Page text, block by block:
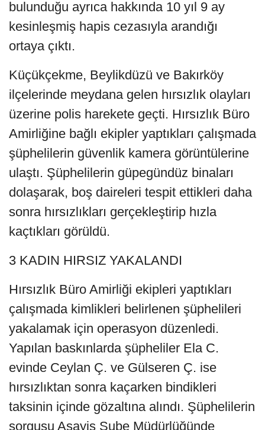
bulunduğu ayrıca hakkında 10 yıl 9 ay
kesinleşmiş hapis cezasıyla arandığı
ortaya çıktı.
Küçükçekme, Beylikdüzü ve Bakırköy
ilçelerinde meydana gelen hırsızlık olayları
üzerine polis harekete geçti. Hırsızlık Büro
Amirliğine bağlı ekipler yaptıkları çalışmada
şüphelilerin güvenlik kamera görüntülerine
ulaştı. Şüphelilerin güpegündüz binaları
dolaşarak, boş daireleri tespit ettikleri daha
sonra hırsızlıkları gerçekleştirip hızla
kaçtıkları görüldü.
3 KADIN HIRSIZ YAKALANDI
Hırsızlık Büro Amirliği ekipleri yaptıkları
çalışmada kimlikleri belirlenen şüphelileri
yakalamak için operasyon düzenledi.
Yapılan baskınlarda şüpheliler Ela C.
evinde Ceylan Ç. ve Gülseren Ç. ise
hırsızlıktan sonra kaçarken bindikleri
taksinin içinde gözaltına alındı. Şüphelilerin
sorgusu Asayiş Şube Müdürlüğünde